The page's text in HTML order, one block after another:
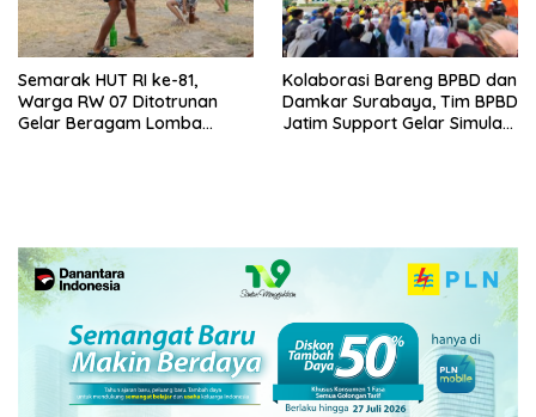
Semarak HUT RI ke-81,
Warga RW 07 Ditotrunan
Gelar Beragam Lomba
Kolaborasi Bareng BPBD dan
Damkar Surabaya, Tim BPBD
Jatim Support Gelar Simulasi